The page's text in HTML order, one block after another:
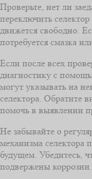
Проверьте, нет ли
переключить
движется свободно.
потребуется смазка
Если после всех
диагностику с
могут указывать на
селектора. Обратите
помочь в выявлении
Не забывайте о
механизма селектора
будущем. Убедитесь,
подвержены коррозии.